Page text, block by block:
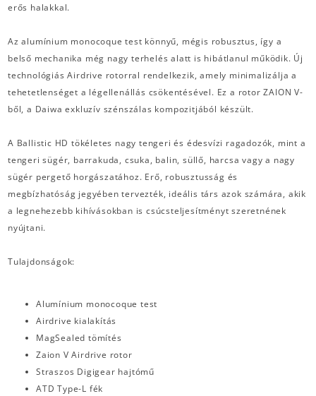
erős halakkal.
Az alumínium monocoque test könnyű, mégis robusztus, így a
belső mechanika még nagy terhelés alatt is hibátlanul működik. Új
technológiás Airdrive rotorral rendelkezik, amely minimalizálja a
tehetetlenséget a légellenállás csökentésével. Ez a rotor ZAION V-
ből, a Daiwa exkluzív szénszálas kompozitjából készült.
A Ballistic HD tökéletes nagy tengeri és édesvízi ragadozók, mint a
tengeri sügér, barrakuda, csuka, balin, süllő, harcsa vagy a nagy
sügér pergető horgászatához. Erő, robusztusság és
megbízhatóság jegyében tervezték, ideális társ azok számára, akik
a legnehezebb kihívásokban is csúcsteljesítményt szeretnének
nyújtani.
Tulajdonságok:
Alumínium monocoque test
Airdrive kialakítás
MagSealed tömítés
Zaion V Airdrive rotor
Straszos Digigear hajtómű
ATD Type-L fék